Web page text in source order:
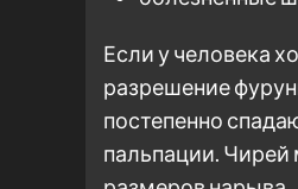
Если у человека
разрешение
постепенно
пальпации.